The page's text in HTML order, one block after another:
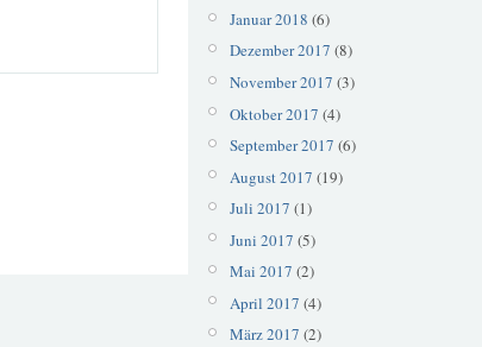
Januar 2018 (6)
Dezember 2017 (8)
November 2017 (3)
Oktober 2017 (4)
September 2017 (6)
August 2017 (19)
Juli 2017 (1)
Juni 2017 (5)
Mai 2017 (2)
April 2017 (4)
März 2017 (2)